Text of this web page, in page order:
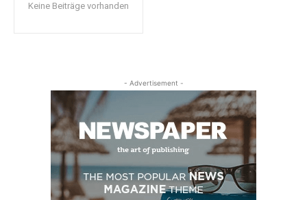
Keine Beiträge vorhanden
- Advertisement -